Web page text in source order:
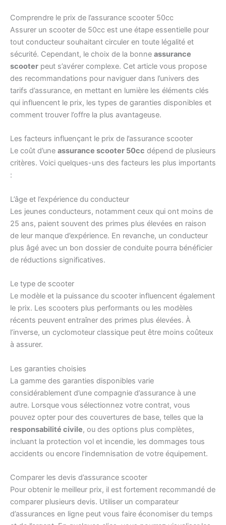
Comprendre le prix de l’assurance scooter 50cc
Assurer un scooter de 50cc est une étape essentielle pour
tout conducteur souhaitant circuler en toute légalité et
sécurité. Cependant, le choix de la bonne assurance
scooter peut s’avérer complexe. Cet article vous propose
des recommandations pour naviguer dans l’univers des
tarifs d’assurance, en mettant en lumière les éléments clés
qui influencent le prix, les types de garanties disponibles et
comment trouver l’offre la plus avantageuse.
Les facteurs influençant le prix de l’assurance scooter
Le coût d’une assurance scooter 50cc dépend de plusieurs
critères. Voici quelques-uns des facteurs les plus importants
:
L’âge et l’expérience du conducteur
Les jeunes conducteurs, notamment ceux qui ont moins de
25 ans, paient souvent des primes plus élevées en raison
de leur manque d’expérience. En revanche, un conducteur
plus âgé avec un bon dossier de conduite pourra bénéficier
de réductions significatives.
Le type de scooter
Le modèle et la puissance du scooter influencent également
le prix. Les scooters plus performants ou les modèles
récents peuvent entraîner des primes plus élevées. À
l’inverse, un cyclomoteur classique peut être moins coûteux
à assurer.
Les garanties choisies
La gamme des garanties disponibles varie
considérablement d’une compagnie d’assurance à une
autre. Lorsque vous sélectionnez votre contrat, vous
pouvez opter pour des couvertures de base, telles que la
responsabilité civile, ou des options plus complètes,
incluant la protection vol et incendie, les dommages tous
accidents ou encore l’indemnisation de votre équipement.
Comparer les devis d’assurance scooter
Pour obtenir le meilleur prix, il est fortement recommandé de
comparer plusieurs devis. Utiliser un comparateur
d’assurances en ligne peut vous faire économiser du temps